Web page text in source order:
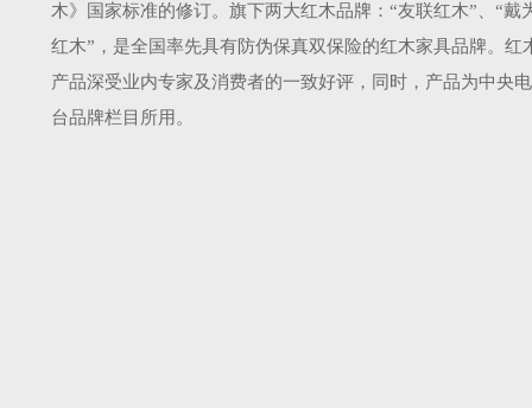
木》国家标准的修订。旗下两大红木品牌：“友联红木”、“戴
红木”，是全国率先具有防伪保真双保险的红木家具品牌。红
产品深受业内专家及消费者的一致好评，同时，产品为中央
台品牌栏目所用。